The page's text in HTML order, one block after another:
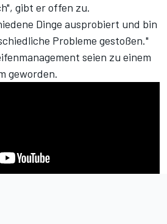
gibt er offen zu.
Dinge ausprobiert und bin
Probleme gestoßen."
seien zu einem
geworden.